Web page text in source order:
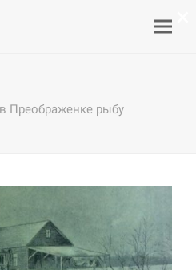
Преображенке рыбу